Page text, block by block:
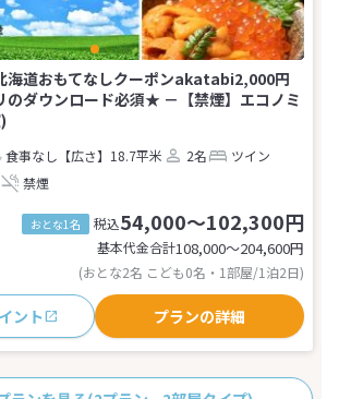
海道おもてなしクーポンakatabi2,000円
ダウンロード必須★ －【禁煙】エコノミ
食事なし 【広さ】18.7平米 2名
ツイン
禁煙
おとな1名 税込54,000～102,300円
基本代金合計108,000〜204,600円
(おとな2名 こども0名・1部屋/1泊2日)
ント プランの詳細